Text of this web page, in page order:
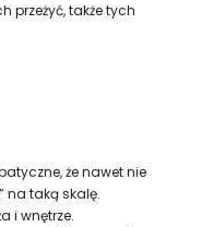
przeżyć, także tych
że nawet nie
na taką skalę.
i wnętrze.